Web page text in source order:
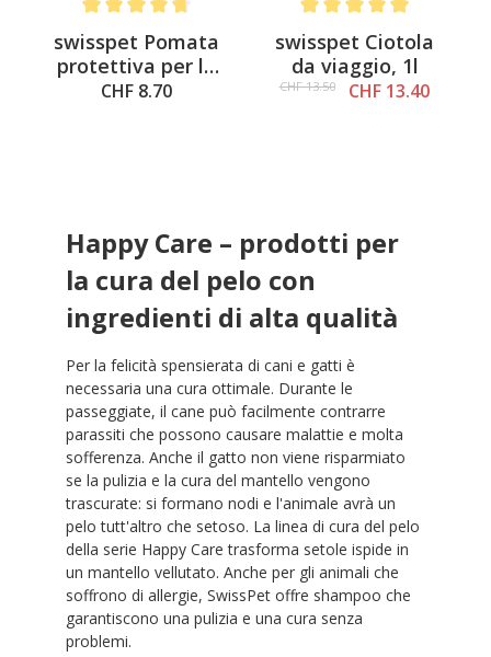
swisspet Pomata
protettiva per le
zampe
CHF 8.70
swisspet Ciotola
da viaggio, 1l
CHF 13.50 CHF 13.40
Happy Care – prodotti per
la cura del pelo con
ingredienti di alta qualità
Per la felicità spensierata di cani e gatti è
necessaria una cura ottimale. Durante le
passeggiate, il cane può facilmente contrarre
parassiti che possono causare malattie e molta
sofferenza. Anche il gatto non viene risparmiato
se la pulizia e la cura del mantello vengono
trascurate: si formano nodi e l'animale avrà un
pelo tutt'altro che setoso. La linea di cura del pelo
della serie Happy Care trasforma setole ispide in
un mantello vellutato. Anche per gli animali che
soffrono di allergie, SwissPet offre shampoo che
garantiscono una pulizia e una cura senza
problemi.